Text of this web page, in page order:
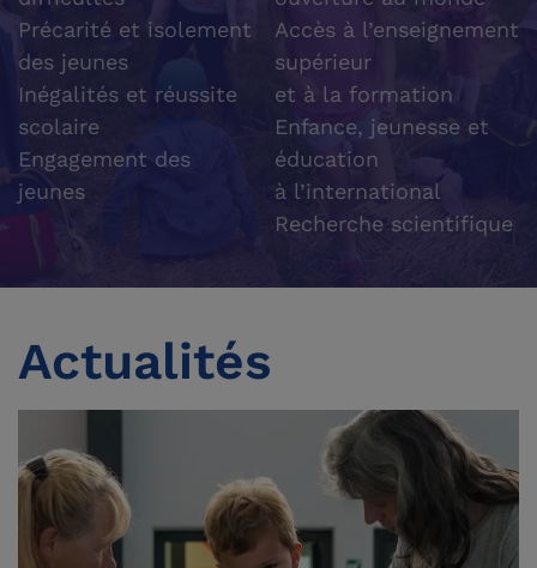
Précarité et isolement
des jeunes
Inégalités et réussite
scolaire
Engagement des
jeunes
Accès à l’enseignement
supérieur
et à la formation
Enfance, jeunesse et
éducation
à l’international
Recherche scientifique
Actualités